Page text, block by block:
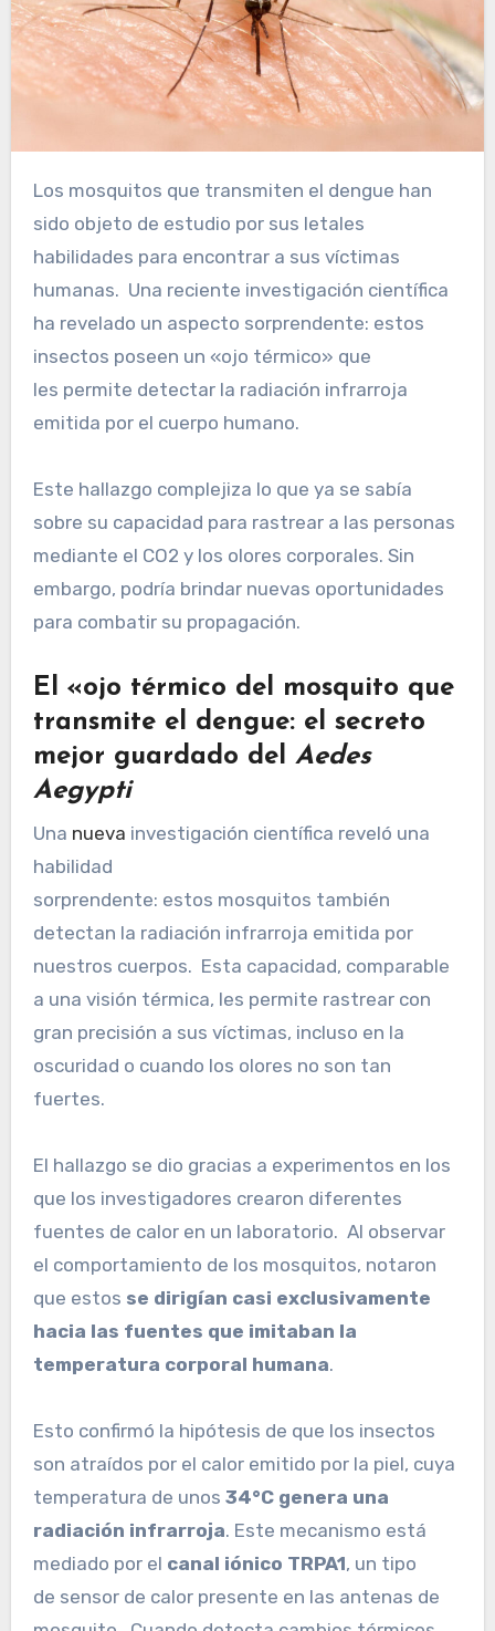
Los mosquitos que transmiten el dengue han
sido objeto de estudio por sus letales
habilidades para encontrar a sus víctimas
humanas. Una reciente investigación científica
ha revelado un aspecto sorprendente: estos
insectos poseen un «ojo térmico» que
les permite detectar la radiación infrarroja
emitida por el cuerpo humano.
Este hallazgo complejiza lo que ya se sabía
sobre su capacidad para rastrear a las personas
mediante el CO2 y los olores corporales. Sin
embargo, podría brindar nuevas oportunidades
para combatir su propagación.
El «ojo térmico del mosquito que
transmite el dengue: el secreto
mejor guardado del Aedes
Aegypti
Una nueva investigación científica reveló una
habilidad
sorprendente: estos mosquitos también
detectan la radiación infrarroja emitida por
nuestros cuerpos. Esta capacidad, comparable
a una visión térmica, les permite rastrear con
gran precisión a sus víctimas, incluso en la
oscuridad o cuando los olores no son tan
fuertes.
El hallazgo se dio gracias a experimentos en los
que los investigadores crearon diferentes
fuentes de calor en un laboratorio. Al observar
el comportamiento de los mosquitos, notaron
que estos se dirigían casi exclusivamente
hacia las fuentes que imitaban la
temperatura corporal humana.
Esto confirmó la hipótesis de que los insectos
son atraídos por el calor emitido por la piel, cuya
temperatura de unos 34°C genera una
radiación infrarroja. Este mecanismo está
mediado por el canal iónico TRPA1, un tipo
de sensor de calor presente en las antenas de